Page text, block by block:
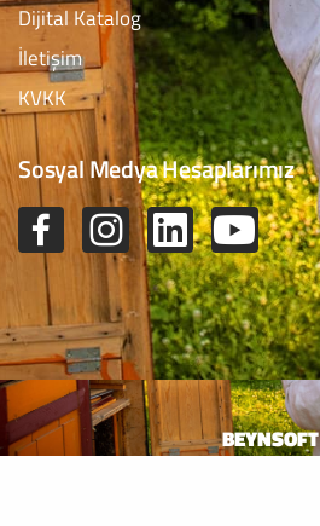
Dijital Katalog
İletişim
KVKK
Sosyal Medya Hesaplarımız
BEYNSOFT